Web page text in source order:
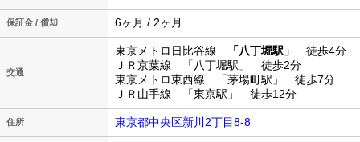
保証金 / 償却 6ヶ月 / 2ヶ月
交通
東京メトロ日比谷線 「八丁堀駅」
徒歩4分
ＪＲ京葉線 「八丁堀駅」 徒歩2分
東京メトロ東西線 「茅場町駅」 徒歩7分
ＪＲ山手線 「東京駅」 徒歩12分
住所 東京都中央区新川2丁目8-8